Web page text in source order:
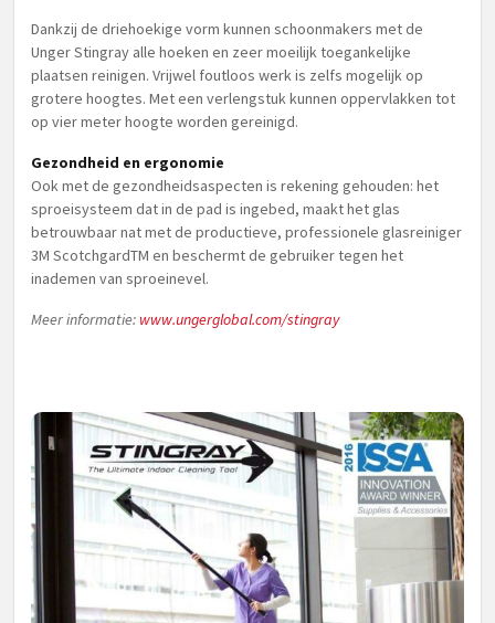
Dankzij de driehoekige vorm kunnen schoonmakers met de
Unger Stingray alle hoeken en zeer moeilijk toegankelijke
plaatsen reinigen. Vrijwel foutloos werk is zelfs mogelijk op
grotere hoogtes. Met een verlengstuk kunnen oppervlakken tot
op vier meter hoogte worden gereinigd.
Gezondheid en ergonomie
Ook met de gezondheidsaspecten is rekening gehouden: het
sproeisysteem dat in de pad is ingebed, maakt het glas
betrouwbaar nat met de productieve, professionele glasreiniger
3M ScotchgardTM en beschermt de gebruiker tegen het
inademen van sproeinevel.
Meer informatie: www.ungerglobal.com/stingray